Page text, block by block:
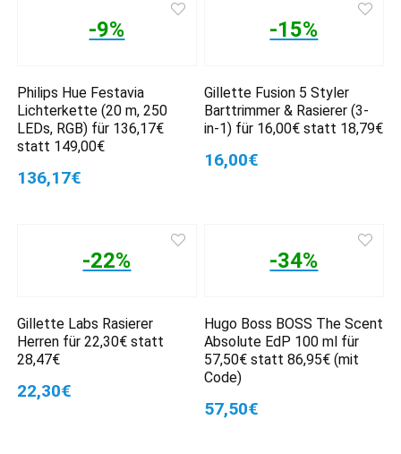
-9%
Philips Hue Festavia
Lichterkette (20 m, 250
LEDs, RGB) für 136,17€
statt 149,00€
136,17€
-15%
Gillette Fusion 5 Styler
Barttrimmer & Rasierer (3-
in-1) für 16,00€ statt 18,79€
16,00€
-22%
Gillette Labs Rasierer
Herren für 22,30€ statt
28,47€
22,30€
-34%
Hugo Boss BOSS The Scent
Absolute EdP 100 ml für
57,50€ statt 86,95€ (mit
Code)
57,50€